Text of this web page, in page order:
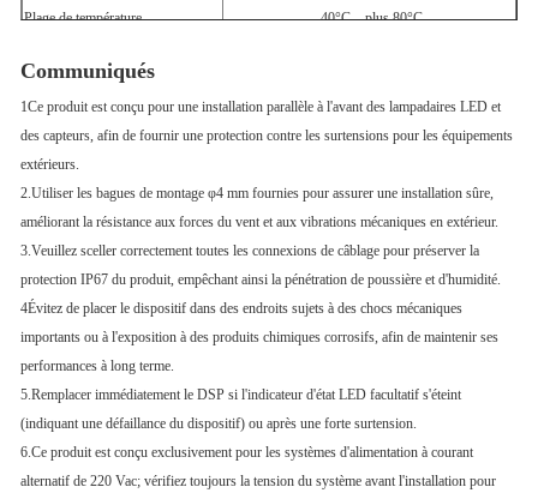
Plage de température -40°C... plus 80°C
Plage d'humidité
Communiqués
1Ce produit est conçu pour une installation parallèle à l'avant des lampadaires LED et
des capteurs, afin de fournir une protection contre les surtensions pour les équipements
extérieurs.
2.Utiliser les bagues de montage φ4 mm fournies pour assurer une installation sûre,
améliorant la résistance aux forces du vent et aux vibrations mécaniques en extérieur.
3.Veuillez sceller correctement toutes les connexions de câblage pour préserver la
protection IP67 du produit, empêchant ainsi la pénétration de poussière et d'humidité.
4Évitez de placer le dispositif dans des endroits sujets à des chocs mécaniques
importants ou à l'exposition à des produits chimiques corrosifs, afin de maintenir ses
performances à long terme.
5.Remplacer immédiatement le DSP si l'indicateur d'état LED facultatif s'éteint
(indiquant une défaillance du dispositif) ou après une forte surtension.
6.Ce produit est conçu exclusivement pour les systèmes d'alimentation à courant
alternatif de 220 Vac; vérifiez toujours la tension du système avant l'installation pour